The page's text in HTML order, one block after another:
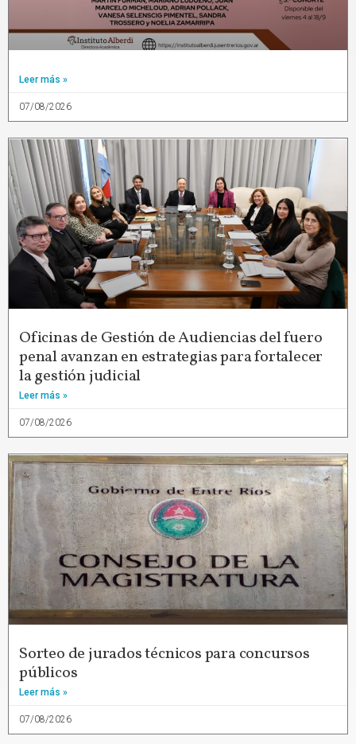
Leer más »
07/08/2026
Oficinas de Gestión de Audiencias del fuero
penal avanzan en estrategias para fortalecer
la gestión judicial
Leer más »
07/08/2026
Sorteo de jurados técnicos para concursos
públicos
Leer más »
07/08/2026